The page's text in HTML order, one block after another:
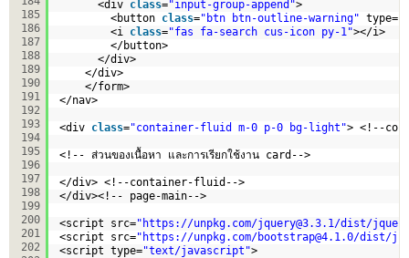
185
186
187
188
189
190
191
192
193
194
195
196
197
198
199
200
201
202
<div class="input-group-append">
<button class="btn btn-outline-warning" type=
<i class="fas fa-search cus-icon py-1"></i>
</button>
</div>
</div>
</form>
</nav>
<div class="container-fluid m-0 p-0 bg-light"> <!--
<!-- ส่วนของเนื้อหา และการเรียกใช้งาน card-->
</div> <!--container-fluid-->
</div><!-- page-main-->
<script src=" https://unpkg.com/jquery@3.3.1/dist/
<script src=" https://unpkg.com/bootstrap@4.1.0/dist/
<script type="text/javascript">